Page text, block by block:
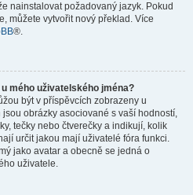
nainstalovat požadovaný jazyk. Pokud
můžete vytvořit nový překlad. Více
®.
mého uživatelského jména?
být v příspěvcích zobrazeny u
obrázky asociované s vaší hodností,
tečky nebo čtverečky a indikují, kolik
určit jakou mají uživatelé fóra funkci.
jako avatar a obecně se jedná o
uživatele.